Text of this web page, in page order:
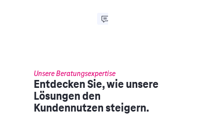
Unsere Beratungsexpertise
Entdecken Sie, wie unsere
Lösungen den
Kundennutzen steigern.